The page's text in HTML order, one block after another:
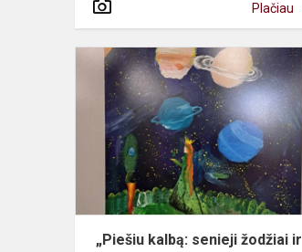
Plačiau
„Piešiu kalbą: senieji žodžiai ir